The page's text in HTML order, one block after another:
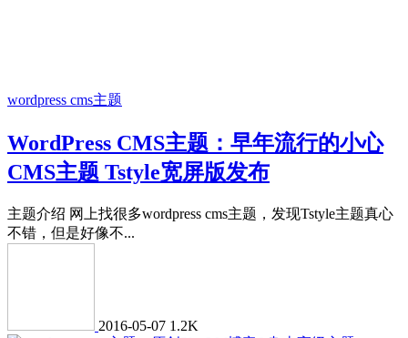
wordpress cms主题
WordPress CMS主题：早年流行的小心
CMS主题 Tstyle宽屏版发布
主题介绍 网上找很多wordpress cms主题，发现Tstyle主题真心
不错，但是好像不...
2016-05-07 1.2K